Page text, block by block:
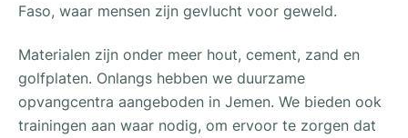
Faso, waar mensen zijn gevlucht voor geweld.
Materialen zijn onder meer hout, cement, zand en
golfplaten. Onlangs hebben we duurzame
opvangcentra aangeboden in Jemen. We bieden ook
trainingen aan waar nodig, om ervoor te zorgen dat